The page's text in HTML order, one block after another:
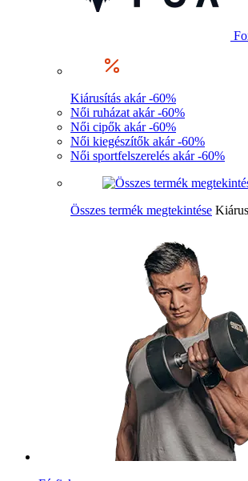
Kiárusítás akár -60%
Női ruházat akár -60%
Női cipők akár -60%
Női kiegészítők akár -60%
Női sportfelszerelés akár -60%
Összes termék megtekintése